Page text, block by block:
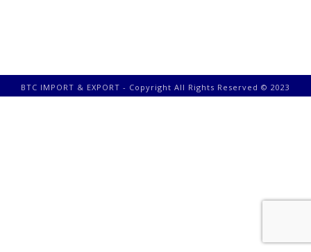
BTC IMPORT & EXPORT - Copyright All Rights Reserved © 2023